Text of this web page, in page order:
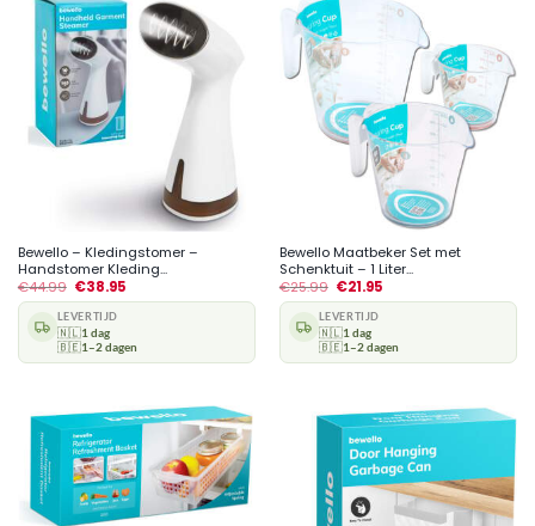
Bewello – Kledingstomer –
Handstomer Kleding...
€44.99 €38.95
LEVERTIJD
🇳🇱1 dag
🇧🇪1–2 dagen
Bewello Maatbeker Set met
Schenktuit – 1 Liter...
€25.99 €21.95
LEVERTIJD
🇳🇱1 dag
🇧🇪1–2 dagen